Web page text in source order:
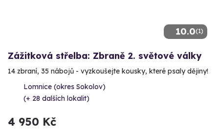
10.0(1)
Zážitková střelba: Zbraně 2. světové války
14 zbraní, 35 nábojů - vyzkoušejte kousky, které psaly dějiny!
Lomnice (okres Sokolov)
(+ 28 dalších lokalit)
4 950 Kč